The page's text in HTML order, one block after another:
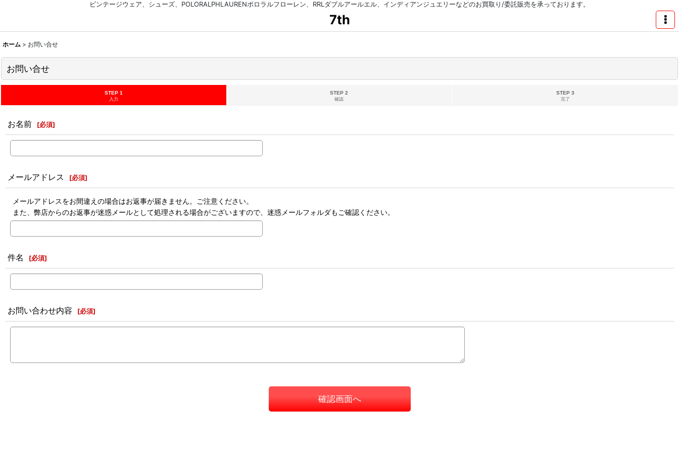
ビンテージウェア、シューズ、POLORALPHLAURENポロラルフローレン、RRLダブルアールエル、インディアンジュエリーなどのお買取り/委託販売を承っております。
7th
ホーム > お問い合せ
お問い合せ
STEP 1
入力
STEP 2
確認
STEP 3
完了
お名前 [必須]
メールアドレス [必須]
メールアドレスをお間違えの場合はお返事が届きません。ご注意ください。
また、弊店からのお返事が迷惑メールとして処理される場合がございますので、迷惑メールフォルダもご確認ください。
件名 [必須]
お問い合わせ内容 [必須]
確認画面へ